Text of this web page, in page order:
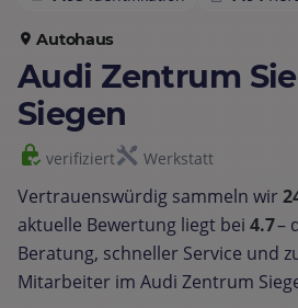
Autohaus
Audi Zentrum
Siegen
verifiziert Werkstatt
Vertrauenswürdig sammeln wir
aktuelle Bewertung liegt bei 4.7–
Beratung, schneller Service und
Mitarbeiter im Audi Zentrum